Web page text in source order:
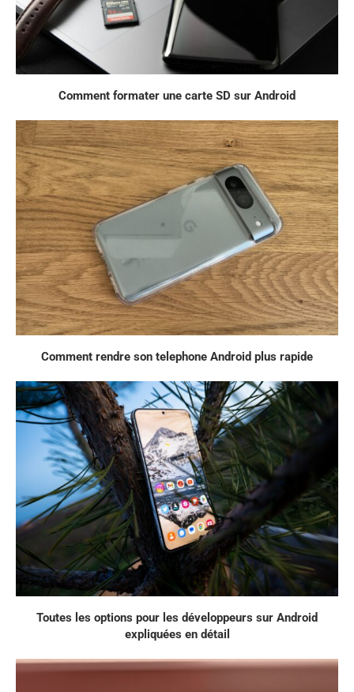
Comment formater une carte SD sur Android
Comment rendre son telephone Android plus rapide
Toutes les options pour les développeurs sur Android
expliquées en détail